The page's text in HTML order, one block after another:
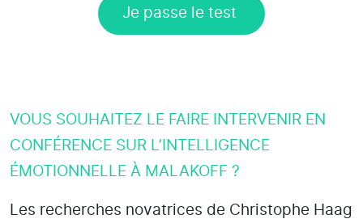
Je passe le test
VOUS SOUHAITEZ LE FAIRE INTERVENIR EN
CONFÉRENCE SUR L’INTELLIGENCE
ÉMOTIONNELLE À MALAKOFF ?
Les recherches novatrices de Christophe Haag